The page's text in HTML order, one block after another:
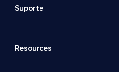
Suporte
Resources